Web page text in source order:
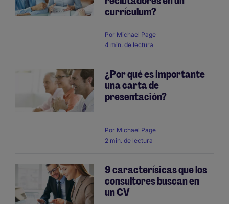
currículum?
Por Michael Page
4 min. de lectura
¿Por qué es importante
una carta de
presentación?
Por Michael Page
2 min. de lectura
9 caracterísicas que los
consultores buscan en
un CV